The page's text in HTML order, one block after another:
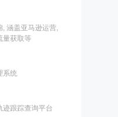
, 涵盖亚马逊运营,
量获取等
系统
迹跟踪查询平台